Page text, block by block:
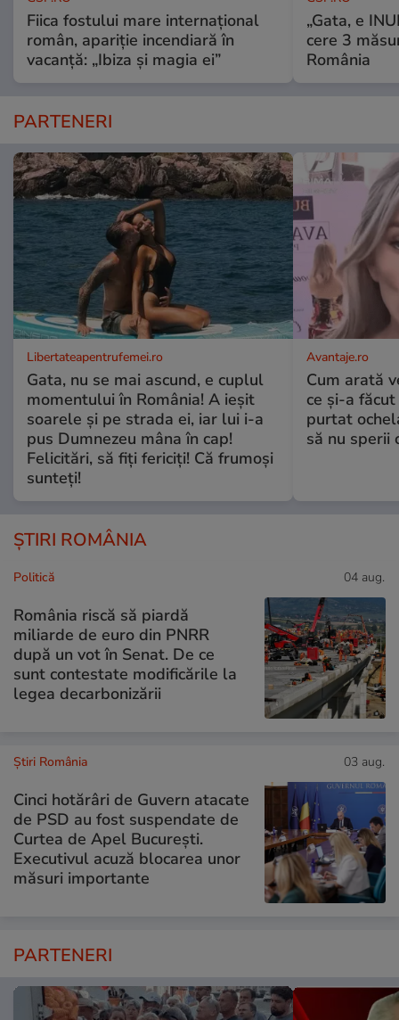
Fiica fostului mare internațional
român, apariție incendiară în
vacanță: „Ibiza și magia ei”
„Gata, e
cere 3
România
PARTENERI
Libertateapentrufemei.ro
Gata, nu se mai ascund, e cuplul
momentului în România! A ieșit
soarele și pe strada ei, iar lui i-a
pus Dumnezeu mâna în cap!
Felicitări, să fiți fericiți! Că frumoși
sunteți!
Avantaje.ro
Cum arată
ce și-a
purtat
să nu sperii
ȘTIRI ROMÂNIA
Politică 04 aug.
România riscă să piardă
miliarde de euro din PNRR
după un vot în Senat. De ce
sunt contestate modificările la
legea decarbonizării
Știri România 03 aug.
Cinci hotărâri de Guvern atacate
de PSD au fost suspendate de
Curtea de Apel București.
Executivul acuză blocarea unor
măsuri importante
PARTENERI